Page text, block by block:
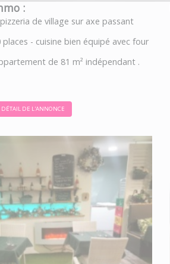
:
de village sur axe passant
- cuisine bien équipé avec four
de 81 m² indépendant .
DÉTAIL DE L'ANNONCE